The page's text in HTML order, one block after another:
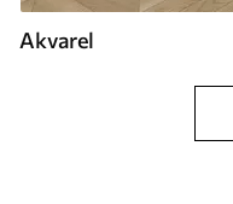
Akvarel